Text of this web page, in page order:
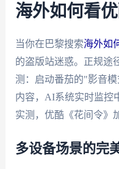
海外如何看
当你在巴黎搜索海外如
的盗版站迷惑。正规途
测：启动番茄的"影音
内容，AI系统实时监控
实测，优酷《花间令》
多设备场景的完